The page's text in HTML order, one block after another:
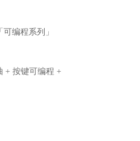
编程系列」
+ 按键可编程 +